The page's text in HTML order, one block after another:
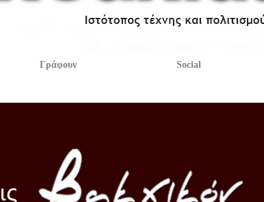
Γράφουν Social